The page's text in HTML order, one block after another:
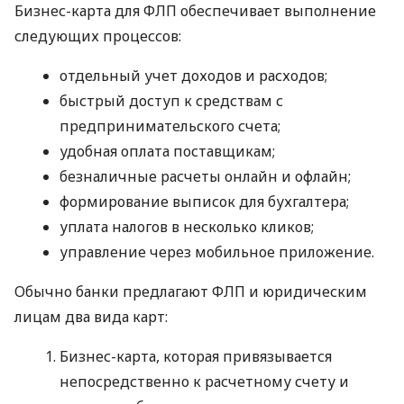
Бизнес-карта для ФЛП обеспечивает выполнение
следующих процессов:
отдельный учет доходов и расходов;
быстрый доступ к средствам с
предпринимательского счета;
удобная оплата поставщикам;
безналичные расчеты онлайн и офлайн;
формирование выписок для бухгалтера;
уплата налогов в несколько кликов;
управление через мобильное приложение.
Обычно банки предлагают ФЛП и юридическим
лицам два вида карт:
Бизнес-карта, которая привязывается
непосредственно к расчетному счету и